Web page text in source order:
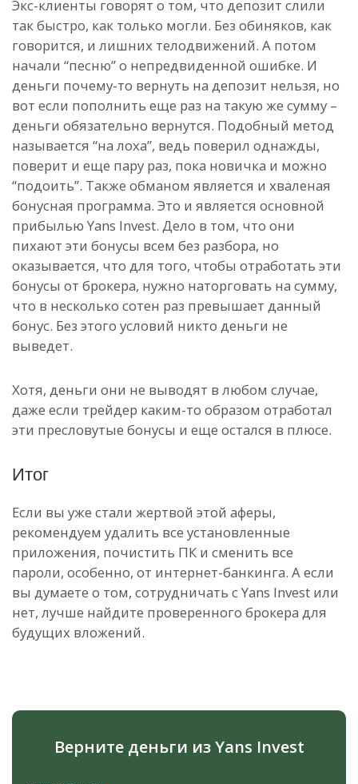
Экс-клиенты говорят о том, что депозит слили
так быстро, как только могли. Без обиняков, как
говорится, и лишних телодвижений. А потом
начали “песню” о непредвиденной ошибке. И
деньги почему-то вернуть на депозит нельзя, но
вот если пополнить еще раз на такую же сумму –
деньги обязательно вернутся. Подобный метод
называется “на лоха”, ведь поверил однажды,
поверит и еще пару раз, пока новичка и можно
“подоить”. Также обманом является и хваленая
бонусная программа. Это и является основной
прибылью Yans Invest. Дело в том, что они
пихают эти бонусы всем без разбора, но
оказывается, что для того, чтобы отработать эти
бонусы от брокера, нужно наторговать на сумму,
что в несколько сотен раз превышает данный
бонус. Без этого условий никто деньги не
выведет.
Хотя, деньги они не выводят в любом случае,
даже если трейдер каким-то образом отработал
эти пресловутые бонусы и еще остался в плюсе.
Итог
Если вы уже стали жертвой этой аферы,
рекомендуем удалить все установленные
приложения, почистить ПК и сменить все
пароли, особенно, от интернет-банкинга. А если
вы думаете о том, сотрудничать с Yans Invest или
нет, лучше найдите проверенного брокера для
будущих вложений.
Верните деньги из Yans Invest